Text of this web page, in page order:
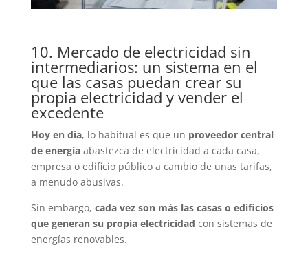
10. Mercado de electricidad sin
intermediarios: un sistema en el
que las casas puedan crear su
propia electricidad y vender el
excedente
Hoy en día, lo habitual es que un proveedor central
de energíaabastezca de electricidad a cada casa,
empresa o edificio público a cambio de unas tarifas,
a menudo abusivas.
Sin embargo, cada vez son más las casas o edificios
que generan su propia electricidad con sistemas de
energías renovables.